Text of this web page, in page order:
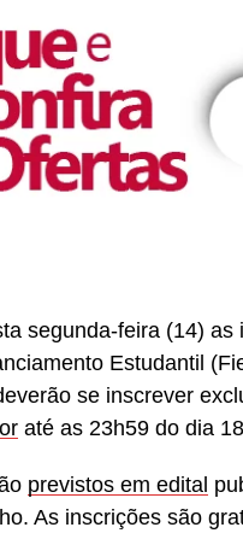
segunda-feira (14)
Estudantil
se inscrever
até as 23h59 do dia
previstos em edital
As inscrições são